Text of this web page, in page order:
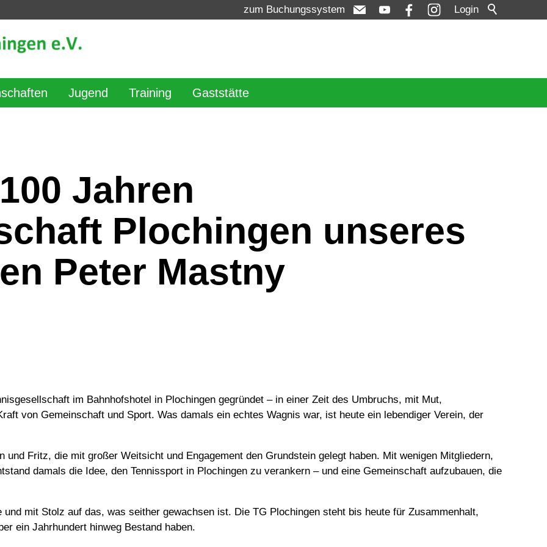
Login
zum Buchungssystem
Jugend Training Gaststätte
Jahren
Plochingen unseres
Peter Mastny
im Bahnhofshotel in Plochingen gegründet – in einer Zeit des Umbruchs, mit Mut,
von Gemeinschaft und Sport. Was damals ein echtes Wagnis war, ist heute ein lebendiger Verein, der
und Fritz, die mit großer Weitsicht und Engagement den Grundstein gelegt haben. Mit wenigen Mitgliedern,
damals die Idee, den Tennissport in Plochingen zu verankern – und eine Gemeinschaft aufzubauen, die
mit Stolz auf das, was seither gewachsen ist. Die TG Plochingen steht bis heute für Zusammenhalt,
ein Jahrhundert hinweg Bestand haben.